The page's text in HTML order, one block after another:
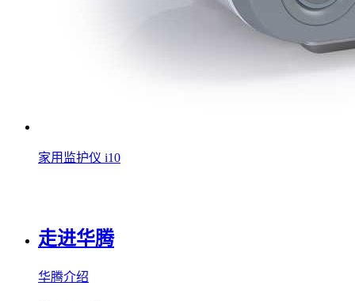
家用监护仪 i10
走进华腾
华腾介绍